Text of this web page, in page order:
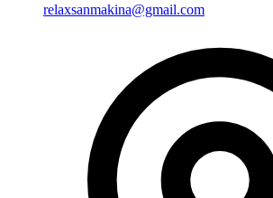
relaxsanmakina@gmail.com